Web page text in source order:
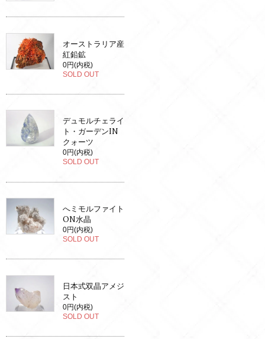
オーストラリア産
紅鉛鉱
0円(内税)
SOLD OUT
デュモルチェライ
ト・ガーデンIN
クォーツ
0円(内税)
SOLD OUT
へミモルファイト
ON水晶
0円(内税)
SOLD OUT
日本式双晶アメジ
スト
0円(内税)
SOLD OUT